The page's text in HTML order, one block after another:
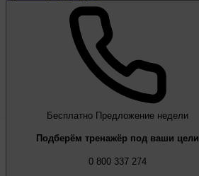
Бесплатно Предложение недели
Подберём тренажёр под ваши цели
0 800 337 274